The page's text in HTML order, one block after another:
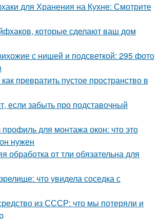
для Хранения на Кухне: Смотрите
которые сделают ваш дом
с нишей и подсветкой: 295 фото
превратить пустое пространство в
если забыть про подставочный
для монтажа окон: что это
нужен
обработка от тли обязательна для
что увидела соседка с
из СССР: что мы потеряли и